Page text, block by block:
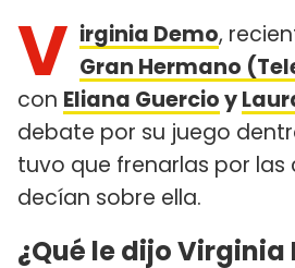
V irginia Demo,
Gran Hermano
con Eliana Guercioy
debate por su juego
tuvo que frenarlas por las
decían sobre ella.
¿Qué le dijo Virginia